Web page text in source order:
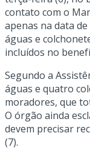
contato com o
apenas na data
águas e
incluídos no
Segundo a
águas e quatro
moradores, que
O órgão ainda
devem precisar
(7).